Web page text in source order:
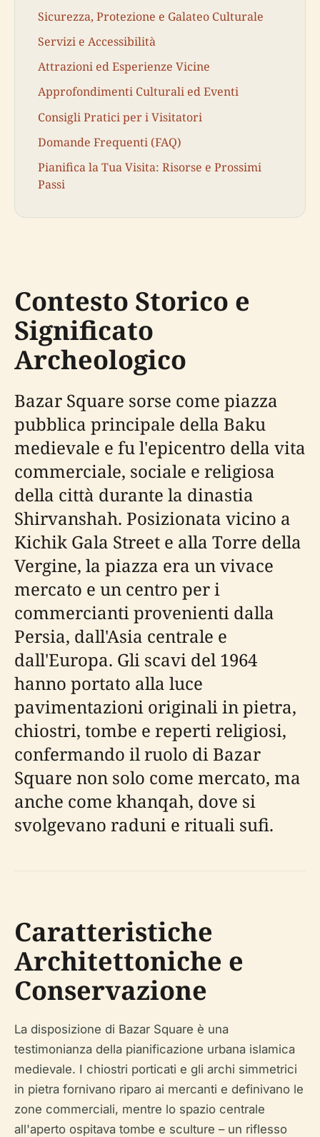
Sicurezza, Protezione e Galateo Culturale
Servizi e Accessibilità
Attrazioni ed Esperienze Vicine
Approfondimenti Culturali ed Eventi
Consigli Pratici per i Visitatori
Domande Frequenti (FAQ)
Pianifica la Tua Visita: Risorse e Prossimi
Passi
Contesto Storico e
Significato
Archeologico
Bazar Square sorse come piazza
pubblica principale della Baku
medievale e fu l'epicentro della vita
commerciale, sociale e religiosa
della città durante la dinastia
Shirvanshah. Posizionata vicino a
Kichik Gala Street e alla Torre della
Vergine, la piazza era un vivace
mercato e un centro per i
commercianti provenienti dalla
Persia, dall'Asia centrale e
dall'Europa. Gli scavi del 1964
hanno portato alla luce
pavimentazioni originali in pietra,
chiostri, tombe e reperti religiosi,
confermando il ruolo di Bazar
Square non solo come mercato, ma
anche come khanqah, dove si
svolgevano raduni e rituali sufi.
Caratteristiche
Architettoniche e
Conservazione
La disposizione di Bazar Square è una
testimonianza della pianificazione urbana islamica
medievale. I chiostri porticati e gli archi simmetrici
in pietra fornivano riparo ai mercanti e definivano le
zone commerciali, mentre lo spazio centrale
all'aperto ospitava tombe e sculture – un riflesso